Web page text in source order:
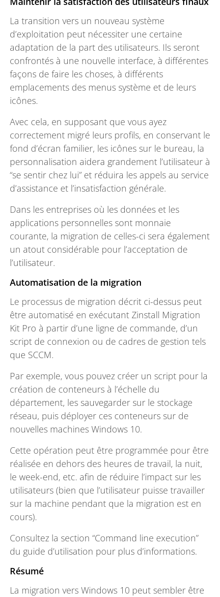
La transition vers un nouveau système
d’exploitation peut nécessiter une certaine
adaptation de la part des utilisateurs. Ils seront
confrontés à une nouvelle interface, à différentes
façons de faire les choses, à différents
emplacements des menus système et de leurs
icônes.
Avec cela, en supposant que vous ayez
correctement migré leurs profils, en conservant le
fond d’écran familier, les icônes sur le bureau, la
personnalisation aidera grandement l’utilisateur à
“se sentir chez lui” et réduira les appels au service
d’assistance et l’insatisfaction générale.
Dans les entreprises où les données et les
applications personnelles sont monnaie
courante, la migration de celles-ci sera également
un atout considérable pour l’acceptation de
l’utilisateur.
Automatisation de la migration
Le processus de migration décrit ci-dessus peut
être automatisé en exécutant Zinstall Migration
Kit Pro à partir d’une ligne de commande, d’un
script de connexion ou de cadres de gestion tels
que SCCM.
Par exemple, vous pouvez créer un script pour la
création de conteneurs à l’échelle du
département, les sauvegarder sur le stockage
réseau, puis déployer ces conteneurs sur de
nouvelles machines Windows 10.
Cette opération peut être programmée pour être
réalisée en dehors des heures de travail, la nuit,
le week-end, etc. afin de réduire l’impact sur les
utilisateurs (bien que l’utilisateur puisse travailler
sur la machine pendant que la migration est en
cours).
Consultez la section “Command line execution”
du guide d’utilisation pour plus d’informations.
Résumé
La migration vers Windows 10 peut sembler être